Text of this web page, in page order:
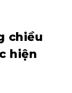
chiều
hiện